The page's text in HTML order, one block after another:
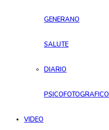
GENERANO
SALUTE
DIARIO
PSICOFOTOGRAFICO
VIDEO